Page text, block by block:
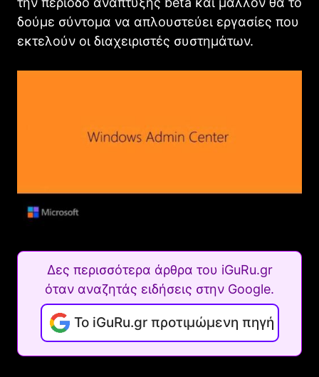
δούμε σύντομα να απλουστεύει εργασίες που
εκτελούν οι διαχειριστές συστημάτων.
Δες περισσότερα άρθρα του iGuRu.gr
όταν αναζητάς ειδήσεις στην Google.
Το iGuRu.gr προτιμώμενη πηγή